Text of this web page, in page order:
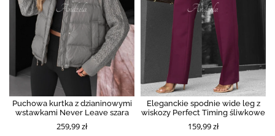
Puchowa kurtka z dzianinowymi
wstawkami Never Leave szara
259,99 zł
Eleganckie spodnie wide leg z
wiskozy Perfect Timing śliwkowe
159,99 zł